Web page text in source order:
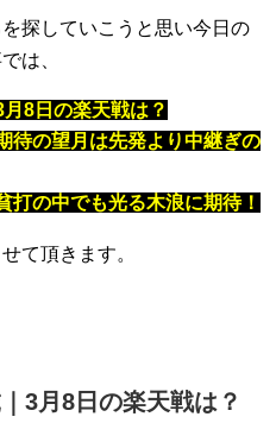
探していこうと思い今日の
は、
8日の楽天戦は？
待の望月は先発より中継ぎの
打の中でも光る木浪に期待！
て頂きます。
3月8日の楽天戦は？